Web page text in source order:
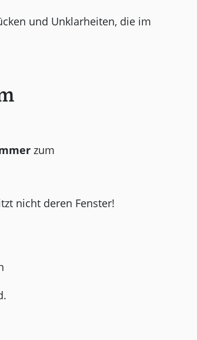
und Unklarheiten, die im
zum
nicht deren Fenster!